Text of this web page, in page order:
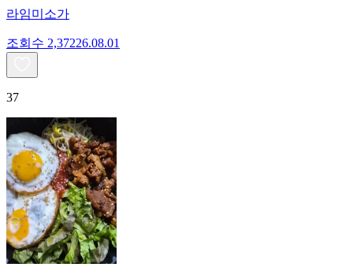
라임미소가
조회수 2,37226.08.01
37